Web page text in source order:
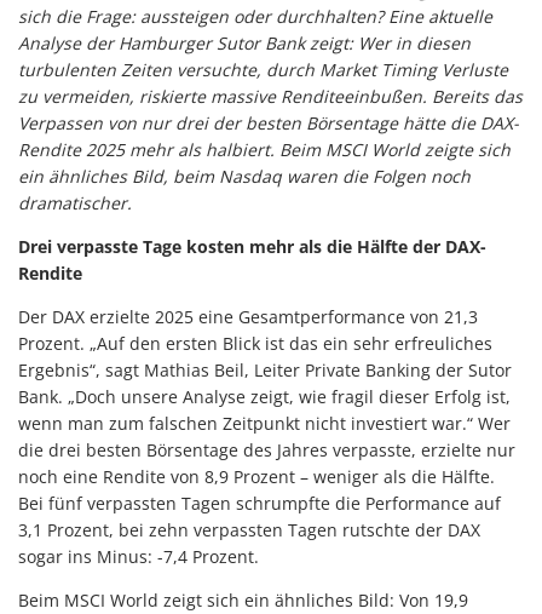
sich die Frage: aussteigen oder durchhalten? Eine aktuelle
Analyse der Hamburger Sutor Bank zeigt: Wer in diesen
turbulenten Zeiten versuchte, durch Market Timing Verluste
zu vermeiden, riskierte massive Renditeeinbußen. Bereits das
Verpassen von nur drei der besten Börsentage hätte die DAX-
Rendite 2025 mehr als halbiert. Beim MSCI World zeigte sich
ein ähnliches Bild, beim Nasdaq waren die Folgen noch
dramatischer.
Drei verpasste Tage kosten mehr als die Hälfte der DAX-
Rendite
Der DAX erzielte 2025 eine Gesamtperformance von 21,3
Prozent. „Auf den ersten Blick ist das ein sehr erfreuliches
Ergebnis“, sagt Mathias Beil, Leiter Private Banking der Sutor
Bank. „Doch unsere Analyse zeigt, wie fragil dieser Erfolg ist,
wenn man zum falschen Zeitpunkt nicht investiert war.“ Wer
die drei besten Börsentage des Jahres verpasste, erzielte nur
noch eine Rendite von 8,9 Prozent – weniger als die Hälfte.
Bei fünf verpassten Tagen schrumpfte die Performance auf
3,1 Prozent, bei zehn verpassten Tagen rutschte der DAX
sogar ins Minus: -7,4 Prozent.
Beim MSCI World zeigt sich ein ähnliches Bild: Von 19,9